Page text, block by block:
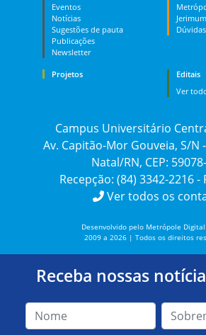
Eventos
Notícias
Sugestões de pauta
Publicações
Newsletter
Dúvidas
Projetos
Editais
Ver
Campus Universitário
Av. Capitão-Mor Gouveia, S/N
Natal/RN, CEP:
Recepção: (84) 3342-2216 -
Ver todos os
Desenvolvido pelo Metrópole Digital
2009 a 2026 | Todos os direitos
Receba nossas